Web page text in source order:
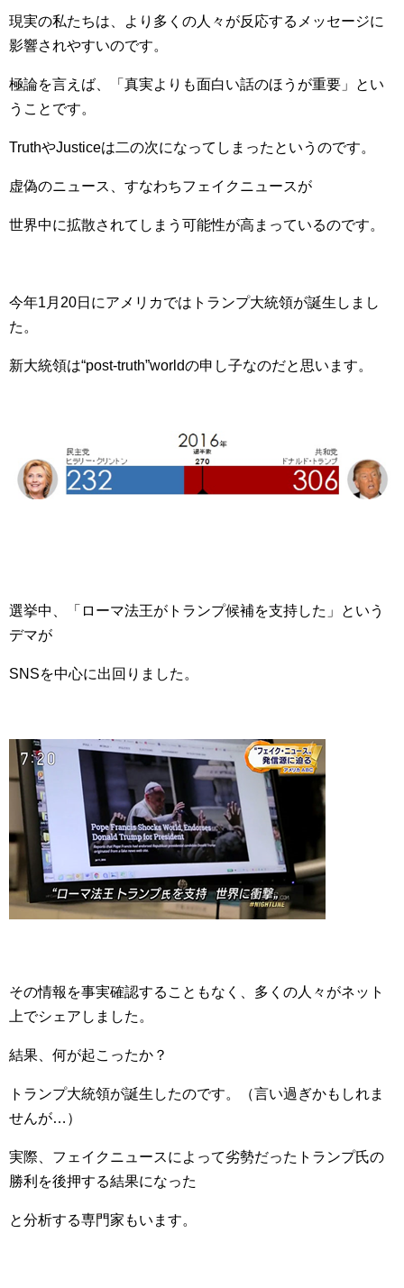
現実の私たちは、より多くの人々が反応するメッセージに
影響されやすいのです。
極論を言えば、「真実よりも面白い話のほうが重要」とい
うことです。
TruthやJusticeは二の次になってしまったというのです。
虚偽のニュース、すなわちフェイクニュースが
世界中に拡散されてしまう可能性が高まっているのです。
今年1月20日にアメリカではトランプ大統領が誕生しまし
た。
新大統領は“post-truth”worldの申し子なのだと思います。
選挙中、「ローマ法王がトランプ候補を支持した」という
デマが
SNSを中心に出回りました。
その情報を事実確認することもなく、多くの人々がネット
上でシェアしました。
結果、何が起こったか？
トランプ大統領が誕生したのです。（言い過ぎかもしれま
せんが…）
実際、フェイクニュースによって劣勢だったトランプ氏の
勝利を後押する結果になった
と分析する専門家もいます。